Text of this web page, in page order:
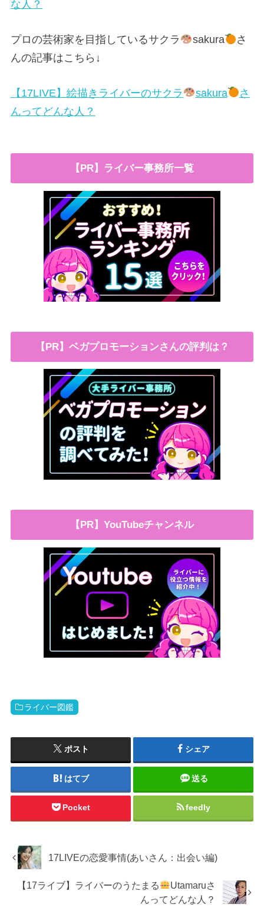
な人？
プロの芸術家を目指しているサクラ sakura
さ
んの記事はこちら↓
【17LIVE】絵描きライバーのサクラ sakura
さ
んってどんな人？
【PR】ライバー事務所一覧
【PR】ベガプロモーションさんの評判は？
【PR】YouTubeチャンネル
ライバー図鑑
ポスト シェア
はてブ 送る
Pocket feedly
17LIVEの恋愛事情(あいさん：出会い編)
【17ライブ】ライバーのうたまる
Utamaruさ
んってどんな人？